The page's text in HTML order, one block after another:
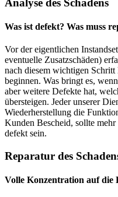
Was ist defekt? Was muss
Vor der eigentlichen
eventuelle Zusatzschäden)
nach diesem wichtigen Schritt
beginnen. Was bringt es,
aber weitere Defekte hat,
übersteigen. Jeder unserer
Wiederherstellung die
Kunden Bescheid, sollte
defekt sein.
Reparatur des
Volle Konzentration auf die